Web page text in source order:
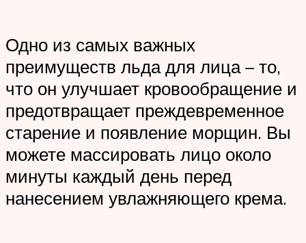
Одно из самых важных
преимуществ льда для лица – то,
что он улучшает кровообращение и
предотвращает преждевременное
старение и появление морщин. Вы
можете массировать лицо около
минуты каждый день перед
нанесением увлажняющего крема.